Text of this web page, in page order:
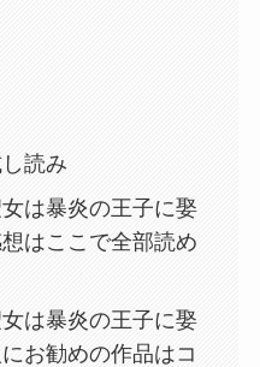
読み
は暴炎の王子に娶
はここで全部読め
は暴炎の王子に娶
お勧めの作品はコ